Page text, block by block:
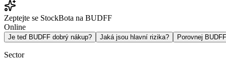
Zeptejte se StockBota na BUDFF
Online
Je teď BUDFF dobrý nákup? Jaká jsou hlavní rizika? Porovnej
Sector